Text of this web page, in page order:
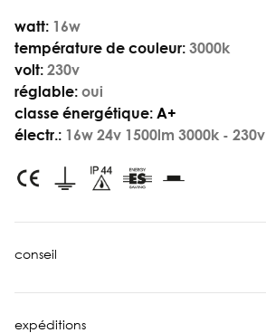
watt: 16w
température de couleur: 3000k
volt: 230v
réglable: oui
classe énergétique: A+
électr.: 16w 24v 1500lm 3000k - 230v
conseil
expéditions